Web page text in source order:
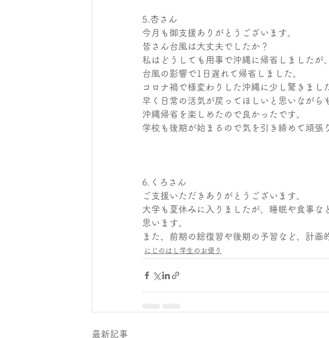
5.杏さん
今月も御支援ありがとうございます。
皆さん台風は大丈夫でしたか？
私はどうしても用事で沖縄に帰省しましたが、
台風の影響で1日遅れて帰省しました。
コロナ禍で様変わりした沖縄に少し驚きまし
早く日常の活気が戻ってほしいと思いながら
沖縄帰省を楽しめたので良かったです。
学校も後期が始まるので気を引き締めて頑張
6.くろさん
ご支援いただきありがとうございます。
大学も夏休みに入りましたが、睡眠や食事な
思います。
また、前期の総復習や後期の予習など、計画
にじのはし学生のお便り
最新記事